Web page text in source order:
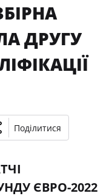
ДРУГУ
Поділитися
ЄВРО-2022